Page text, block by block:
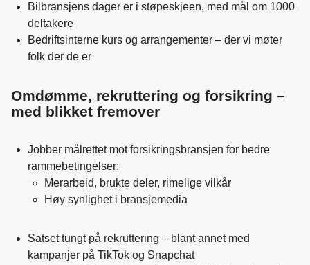
Bilbransjens dager er i støpeskjeen, med mål om 1000
deltakere
Bedriftsinterne kurs og arrangementer – der vi møter
folk der de er
Omdømme, rekruttering og forsikring –
med blikket fremover
Jobber målrettet mot forsikringsbransjen for bedre
rammebetingelser:
Merarbeid, brukte deler, rimelige vilkår
Høy synlighet i bransjemedia
Satset tungt på rekruttering – blant annet med
kampanjer på TikTok og Snapchat